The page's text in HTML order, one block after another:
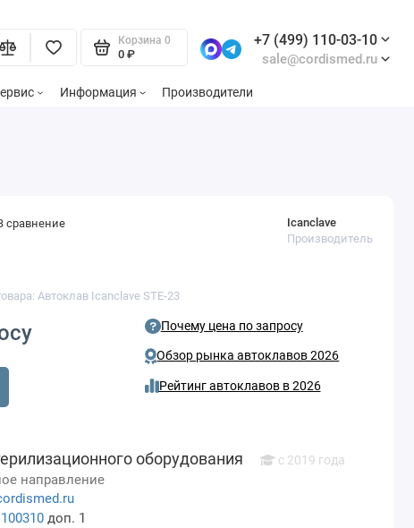
Корзина 0
0 ₽
+7 (499) 110-03-10
sale@cordismed.ru
Информация Производители
Автоклав Icanclave STE-23
Icanclave
Производитель
Почему цена по запросу
Обзор рынка автоклавов 2026
Рейтинг автоклавов в 2026
сравнение
оборудования c 2019 года
направление
доп. 1